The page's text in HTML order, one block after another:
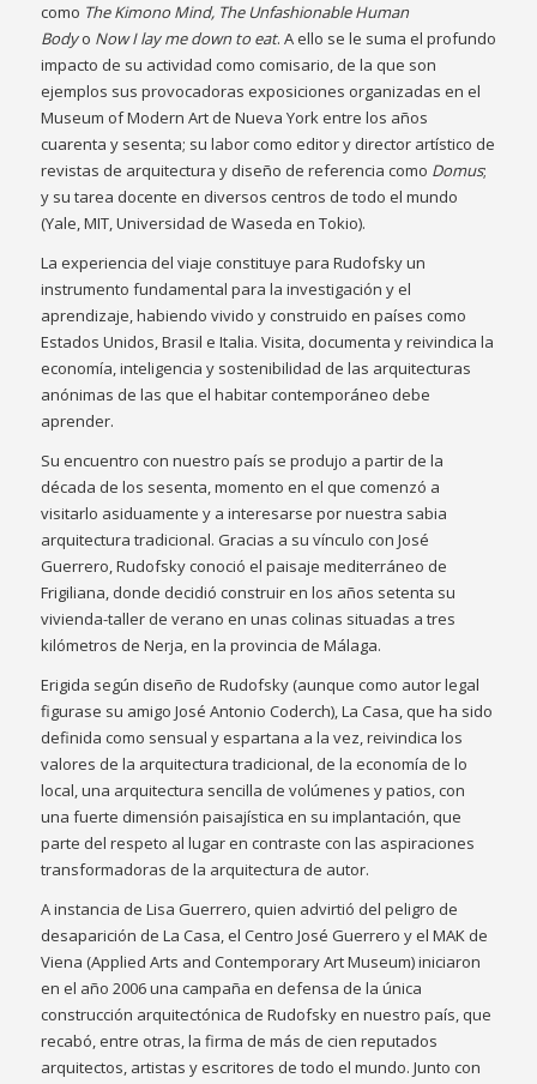
como The Kimono Mind, The Unfashionable Human
Bodyo Now I lay me down to eat. A ello se le suma el profundo
impacto de su actividad como comisario, de la que son
ejemplos sus provocadoras exposiciones organizadas en el
Museum of Modern Art de Nueva York entre los años
cuarenta y sesenta; su labor como editor y director artístico de
revistas de arquitectura y diseño de referencia como Domus;
y su tarea docente en diversos centros de todo el mundo
(Yale, MIT, Universidad de Waseda en Tokio).
La experiencia del viaje constituye para Rudofsky un
instrumento fundamental para la investigación y el
aprendizaje, habiendo vivido y construido en países como
Estados Unidos, Brasil e Italia. Visita, documenta y reivindica la
economía, inteligencia y sostenibilidad de las arquitecturas
anónimas de las que el habitar contemporáneo debe
aprender.
Su encuentro con nuestro país se produjo a partir de la
década de los sesenta, momento en el que comenzó a
visitarlo asiduamente y a interesarse por nuestra sabia
arquitectura tradicional. Gracias a su vínculo con José
Guerrero, Rudofsky conoció el paisaje mediterráneo de
Frigiliana, donde decidió construir en los años setenta su
vivienda-taller de verano en unas colinas situadas a tres
kilómetros de Nerja, en la provincia de Málaga.
Erigida según diseño de Rudofsky (aunque como autor legal
figurase su amigo José Antonio Coderch), La Casa, que ha sido
definida como sensual y espartana a la vez, reivindica los
valores de la arquitectura tradicional, de la economía de lo
local, una arquitectura sencilla de volúmenes y patios, con
una fuerte dimensión paisajística en su implantación, que
parte del respeto al lugar en contraste con las aspiraciones
transformadoras de la arquitectura de autor.
A instancia de Lisa Guerrero, quien advirtió del peligro de
desaparición de La Casa, el Centro José Guerrero y el MAK de
Viena (Applied Arts and Contemporary Art Museum) iniciaron
en el año 2006 una campaña en defensa de la única
construcción arquitectónica de Rudofsky en nuestro país, que
recabó, entre otras, la firma de más de cien reputados
arquitectos, artistas y escritores de todo el mundo. Junto con